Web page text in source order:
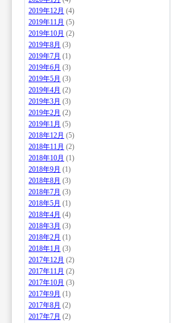
2019年12月 (4)
2019年11月 (5)
2019年10月 (2)
2019年8月 (3)
2019年7月 (1)
2019年6月 (3)
2019年5月 (3)
2019年4月 (2)
2019年3月 (3)
2019年2月 (2)
2019年1月 (5)
2018年12月 (5)
2018年11月 (2)
2018年10月 (1)
2018年9月 (1)
2018年8月 (3)
2018年7月 (3)
2018年5月 (1)
2018年4月 (4)
2018年3月 (3)
2018年2月 (1)
2018年1月 (3)
2017年12月 (2)
2017年11月 (2)
2017年10月 (3)
2017年9月 (1)
2017年8月 (2)
2017年7月 (2)